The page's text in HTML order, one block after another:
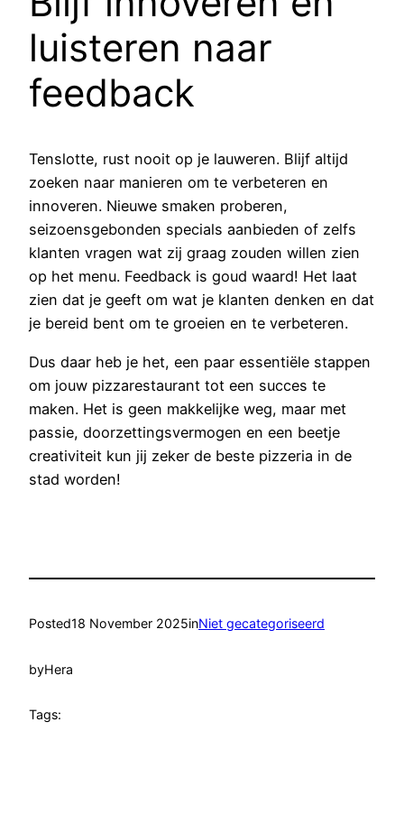
luisteren naar
feedback
Tenslotte, rust nooit op je lauweren. Blijf altijd
zoeken naar manieren om te verbeteren en
innoveren. Nieuwe smaken proberen,
seizoensgebonden specials aanbieden of zelfs
klanten vragen wat zij graag zouden willen zien
op het menu. Feedback is goud waard! Het laat
zien dat je geeft om wat je klanten denken en dat
je bereid bent om te groeien en te verbeteren.
Dus daar heb je het, een paar essentiële stappen
om jouw pizzarestaurant tot een succes te
maken. Het is geen makkelijke weg, maar met
passie, doorzettingsvermogen en een beetje
creativiteit kun jij zeker de beste pizzeria in de
stad worden!
Posted18 November 2025inNiet gecategoriseerd
byHera
Tags: